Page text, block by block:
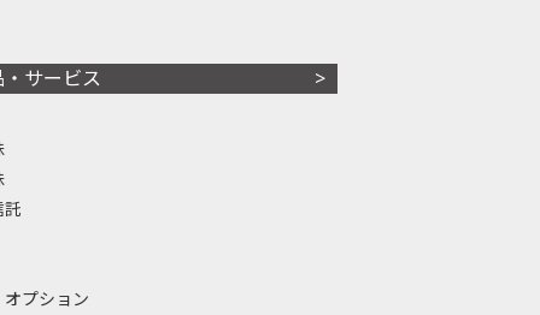
・サービス
託
プション